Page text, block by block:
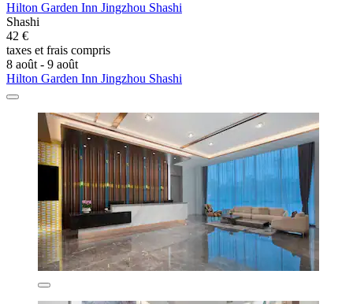
Hilton Garden Inn Jingzhou Shashi
Shashi
42 €
taxes et frais compris
8 août - 9 août
Hilton Garden Inn Jingzhou Shashi